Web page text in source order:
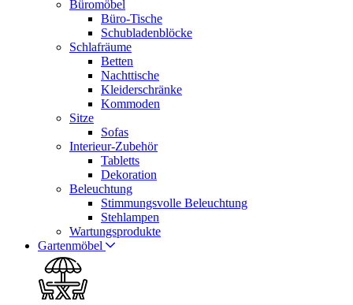
Büromöbel
Büro-Tische
Schubladenblöcke
Schlafräume
Betten
Nachttische
Kleiderschränke
Kommoden
Sitze
Sofas
Interieur-Zubehör
Tabletts
Dekoration
Beleuchtung
Stimmungsvolle Beleuchtung
Stehlampen
Wartungsprodukte
Gartenmöbel